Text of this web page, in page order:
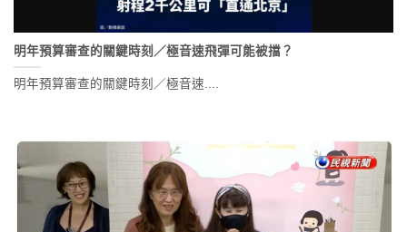
明年預算審查的關鍵時刻／極音速飛彈可能被擋？
明年預算審查的關鍵時刻／極音速....